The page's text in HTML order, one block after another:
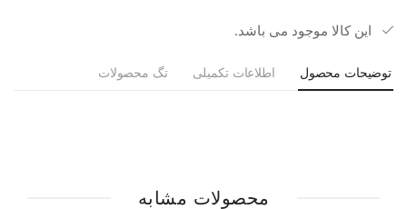
این کالا موجود می باشد.
توضیحات محصول اطلاعات تکمیلی تگ محصولات
محصولات مشابه